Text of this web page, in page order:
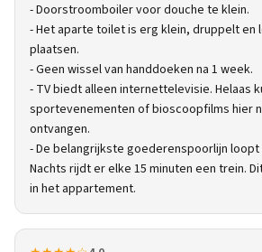
- Doorstroomboiler voor douche te klein.
- Het aparte toilet is erg klein, druppelt en
plaatsen.
- Geen wissel van handdoeken na 1 week.
- TV biedt alleen internettelevisie. Helaas
sportevenementen of bioscoopfilms hier
ontvangen.
- De belangrijkste goederenspoorlijn loopt
Nachts rijdt er elke 15 minuten een trein.
in het appartement.